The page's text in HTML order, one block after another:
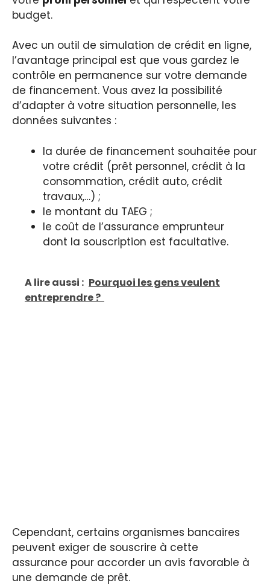
budget.
Avec un outil de simulation de crédit en ligne,
l’avantage principal est que vous gardez le
contrôle en permanence sur votre demande
de financement. Vous avez la possibilité
d’adapter à votre situation personnelle, les
données suivantes :
la durée de financement souhaitée pour
votre crédit (prêt personnel, crédit à la
consommation, crédit auto, crédit
travaux,…) ;
le montant du TAEG ;
le coût de l’assurance emprunteur
dont la souscription est facultative.
A lire aussi : Pourquoi les gens veulent
entreprendre ?
Cependant, certains organismes bancaires
peuvent exiger de souscrire à cette
assurance pour accorder un avis favorable à
une demande de prêt.